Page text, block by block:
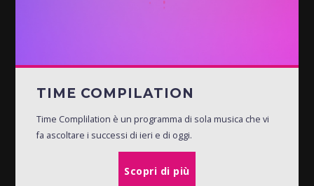
TIME COMPILATION
Time Complilation è un programma di sola musica che vi
fa ascoltare i successi di ieri e di oggi.
Scopri di più